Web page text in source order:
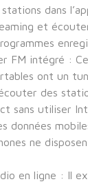
dans
et
FM intégré :
ont un
des
sans utiliser
données
ne
en ligne : Il